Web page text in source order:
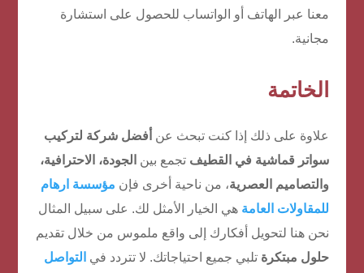
معنا عبر الهاتف أو الواتساب للحصول على استشارة
مجانية.
الخاتمة
علاوة على ذلك إذا كنت تبحث عن أفضل شركة لتركيب
سواتر قماشية في القطيف تجمع بين الجودة، الاحترافية،
والتصاميم العصرية، من ناحية أخرى فإن مؤسسة ارهام
للمقاولات العامة هي الخيار الأمثل لك. على سبيل المثال
نحن هنا لتحويل أفكارك إلى واقع ملموس من خلال تقديم
حلول مبتكرة تلبي جميع احتياجاتك. لا تتردد في التواصل